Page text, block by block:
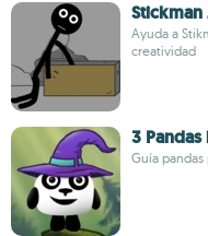
Stickman
Ayuda a
creatividad
3 Pandas
Guía